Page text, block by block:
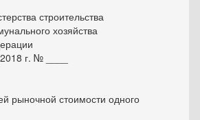
строительства
хозяйства
г. № ____
рыночной стоимости одного